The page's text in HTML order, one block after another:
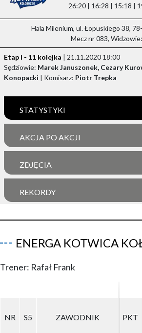
26:20 | 16:28 | 15:18 |
Hala Milenium, ul. Łopuskiego 38,
Mecz nr 083,
Etap I - 11 kolejka | 21.11.2020 18:00
Sędziowie: Marek Januszonek, Cezary
Konopacki | Komisarz: Piotr Trepka
STATYSTYKI
AKCJA PO AKCJI
ZDJĘCIA
REKORDY
ENERGA KOTWICA
Trener: Rafał Frank
NR S5 ZAWODNIK PKT
NR S5 ZAWODNIK PKT